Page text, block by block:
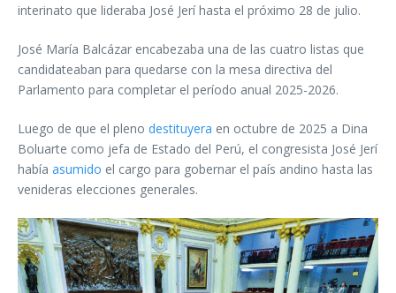
interinato que lideraba José Jerí hasta el próximo 28 de julio.
José María Balcázar encabezaba una de las cuatro listas que
candidateaban para quedarse con la mesa directiva del
Parlamento para completar el período anual 2025-2026.
Luego de que el pleno destituyera en octubre de 2025 a Dina
Boluarte como jefa de Estado del Perú, el congresista José Jerí
había asumido el cargo para gobernar el país andino hasta las
venideras elecciones generales.